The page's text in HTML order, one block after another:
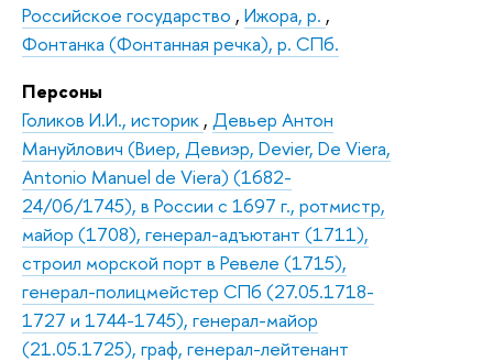
Российское государство , Ижора, р. ,
Фонтанка (Фонтанная речка), р. СПб.
Персоны
Голиков И.И., историк , Девьер Антон
Мануйлович (Виер, Девиэр, Devier, De Viera,
Antonio Manuel de Viera) (1682-
24/06/1745), в России с 1697 г., ротмистр,
майор (1708), генерал-адъютант (1711),
строил морской порт в Ревеле (1715),
генерал-полицмейстер СПб (27.05.1718-
1727 и 1744-1745), генерал-майор
(21.05.1725), граф, генерал-лейтенант